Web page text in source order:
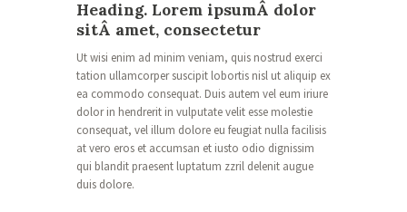
Heading. Lorem ipsumÂ dolor
sitÂ amet, consectetur
Ut wisi enim ad minim veniam, quis nostrud exerci
tation ullamcorper suscipit lobortis nisl ut aliquip ex
ea commodo consequat. Duis autem vel eum iriure
dolor in hendrerit in vulputate velit esse molestie
consequat, vel illum dolore eu feugiat nulla facilisis
at vero eros et accumsan et iusto odio dignissim
qui blandit praesent luptatum zzril delenit augue
duis dolore.